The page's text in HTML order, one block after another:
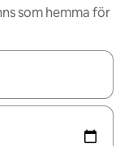
som hemma för
med upp- och